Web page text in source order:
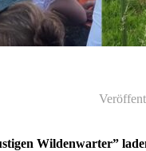
Wildenwarter”